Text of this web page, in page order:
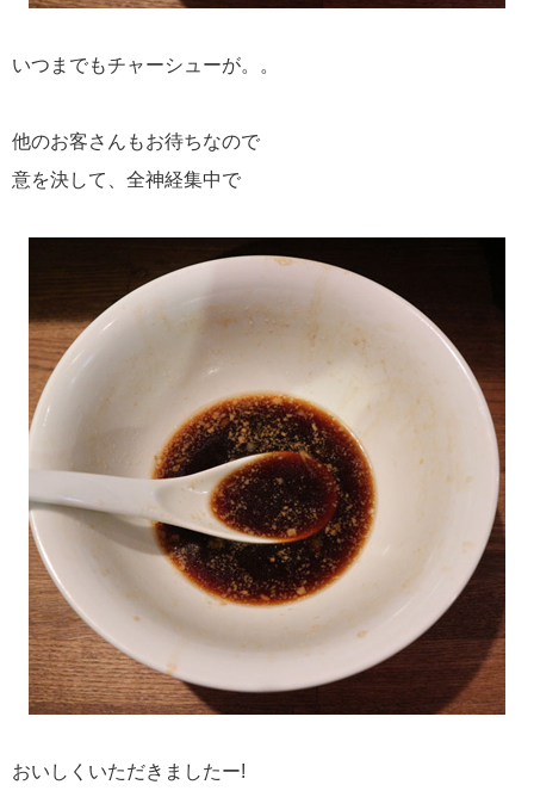
いつまでもチャーシューが。。
他のお客さんもお待ちなので
意を決して、全神経集中で
おいしくいただきましたー!